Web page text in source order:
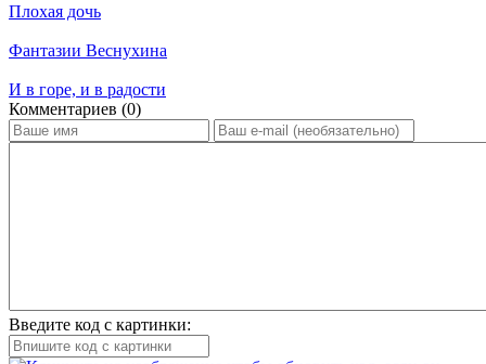
Плохая дочь
Фантазии Веснухина
И в горе, и в радости
Ком­мен­та­ри­ев (0)
Введите код с картинки: